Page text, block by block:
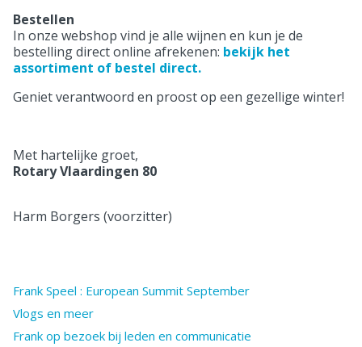
Bestellen
In onze webshop vind je alle wijnen en kun je de
bestelling direct online afrekenen: bekijk het
assortiment of bestel direct.
Geniet verantwoord en proost op een gezellige winter!
Met hartelijke groet,
Rotary Vlaardingen 80
Harm Borgers (voorzitter)
Frank Speel : European Summit September
Vlogs en meer
Frank op bezoek bij leden en communicatie